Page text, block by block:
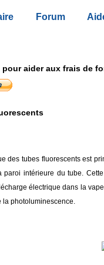
Forum
pour aider aux frais de
des tubes fluorescents est
paroi intérieure du tube.
électrique dans la
photoluminescence.